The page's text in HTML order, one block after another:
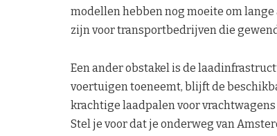
modellen hebben nog moeite om
zijn voor transportbedrijven die
Een ander obstakel is de
voertuigen toeneemt, blijft de
krachtige laadpalen voor
Stel je voor dat je onderweg van